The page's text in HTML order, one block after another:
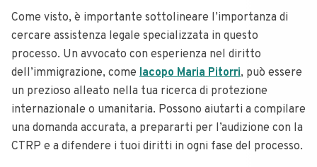
Come visto, è importante sottolineare l’importanza di
cercare assistenza legale specializzata in questo
processo. Un avvocato con esperienza nel diritto
dell’immigrazione, come Iacopo Maria Pitorri, può essere
un prezioso alleato nella tua ricerca di protezione
internazionale o umanitaria. Possono aiutarti a compilare
una domanda accurata, a prepararti per l’audizione con la
CTRP e a difendere i tuoi diritti in ogni fase del processo.